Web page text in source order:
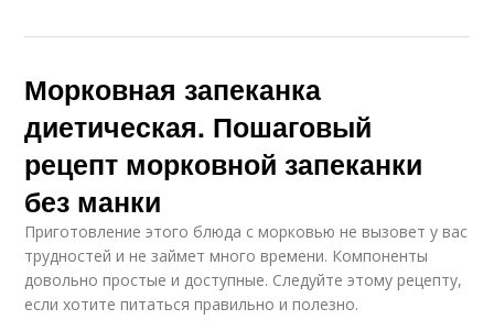
Морковная запеканка
диетическая. Пошаговый
рецепт морковной запеканки
без манки
Приготовление этого блюда с морковью не вызовет у вас
трудностей и не займет много времени. Компоненты
довольно простые и доступные. Следуйте этому рецепту,
если хотите питаться правильно и полезно.